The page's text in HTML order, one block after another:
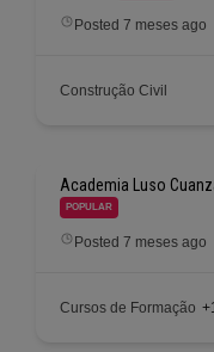
Posted 7 meses ago
Construção Civil
Academia Luso
POPULAR
Posted 7 meses ago
Cursos de Formação +1